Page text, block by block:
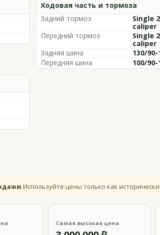
Ходовая часть и тормоза
Задний тормоз
Single
caliper
Передний тормоз
Single
caliper
Задняя шина
130/90-
Передняя шина
100/90-
Используйте цены только как
Самая высокая цена